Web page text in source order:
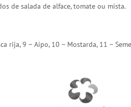
de salada de alface, tomate ou mista.
rija, 9 – Aipo, 10 – Mostarda, 11 –